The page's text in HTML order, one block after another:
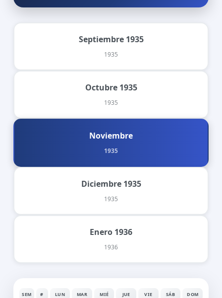
Septiembre 1935
1935
Octubre 1935
1935
Noviembre
1935
Diciembre 1935
1935
Enero 1936
1936
SEM # LUN MAR MIÉ JUE VIE SÁB DOM